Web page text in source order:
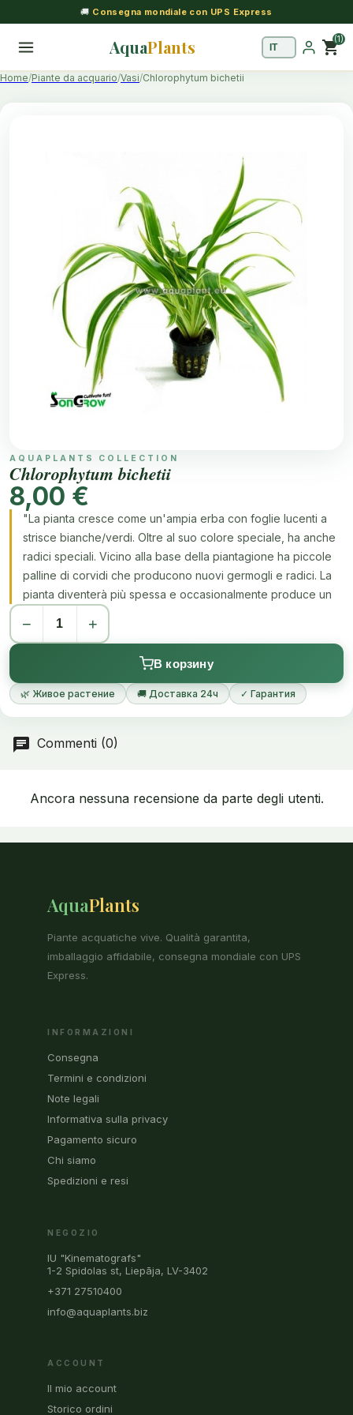
🚚 Consegna mondiale con UPS Express
AquaPlants shopping_cart(1)
Home Piante da acquario Vasi Chlorophytum bichetii
AQUAPLANTS COLLECTION
Chlorophytum bichetii
8,00 €
"La pianta cresce come un'ampia erba con foglie lucenti a
strisce bianche/verdi. Oltre al suo colore speciale, ha anche
radici speciali. Vicino alla base della piantagione ha piccole
palline di corvidi che producono nuovi germogli e radici. La
pianta diventerà più spessa e occasionalmente produce un
fiore da cui nascerà una pianta completamente nuova.
Fantastico da avere in un Paludarium."
− +
В корзину
🌿 Живое растение 🚚 Доставка 24ч ✓ Гарантия
Commenti (0)
Ancora nessuna recensione da parte degli utenti.
AquaPlants
Piante acquatiche vive. Qualità garantita,
imballaggio affidabile, consegna mondiale con UPS
Express.
INFORMAZIONI
Consegna
Termini e condizioni
Note legali
Informativa sulla privacy
Pagamento sicuro
Chi siamo
Spedizioni e resi
NEGOZIO
IU "Kinematografs"
1-2 Spidolas st, Liepāja, LV-3402
+371 27510400
info@aquaplants.biz
ACCOUNT
Il mio account
Storico ordini